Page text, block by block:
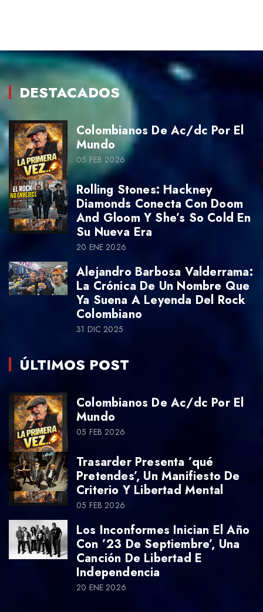
DESTACADOS
Colombianos De Ac/dc Por El
Mundo
05 FEB 2026
Rolling Stones: Hackney
Diamonds Conecta Con Doom
And Gloom Y She’s So Cold En
Su Nueva Era
20 ENE 2026
Alejandro Barbosa Valderrama:
La Crónica De Un Nombre Que
Ya Suena A Leyenda Del Rock
Colombiano
31 DIC 2025
ÚLTIMOS POST
Colombianos De Ac/dc Por El
Mundo
05 FEB 2026
Trasarder Presenta ’qué
Pretendes’, Un Manifiesto De
Criterio Y Libertad Mental
05 FEB 2026
Los Inconformes Inician El Año
Con ’23 De Septiembre’, Una
Canción De Libertad E
Independencia
20 ENE 2026